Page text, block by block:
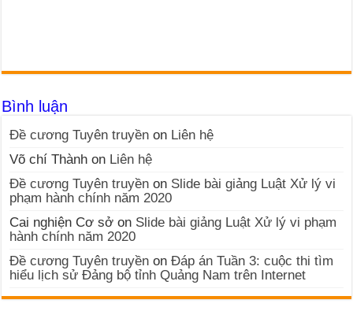
Bình luận
Đề cương Tuyên truyền on Liên hệ
Võ chí Thành on Liên hệ
Đề cương Tuyên truyền on Slide bài giảng Luật Xử lý vi
phạm hành chính năm 2020
Cai nghiện Cơ sở on Slide bài giảng Luật Xử lý vi phạm
hành chính năm 2020
Đề cương Tuyên truyền onĐáp án Tuần 3: cuộc thi tìm
hiểu lịch sử Đảng bộ tỉnh Quảng Nam trên Internet